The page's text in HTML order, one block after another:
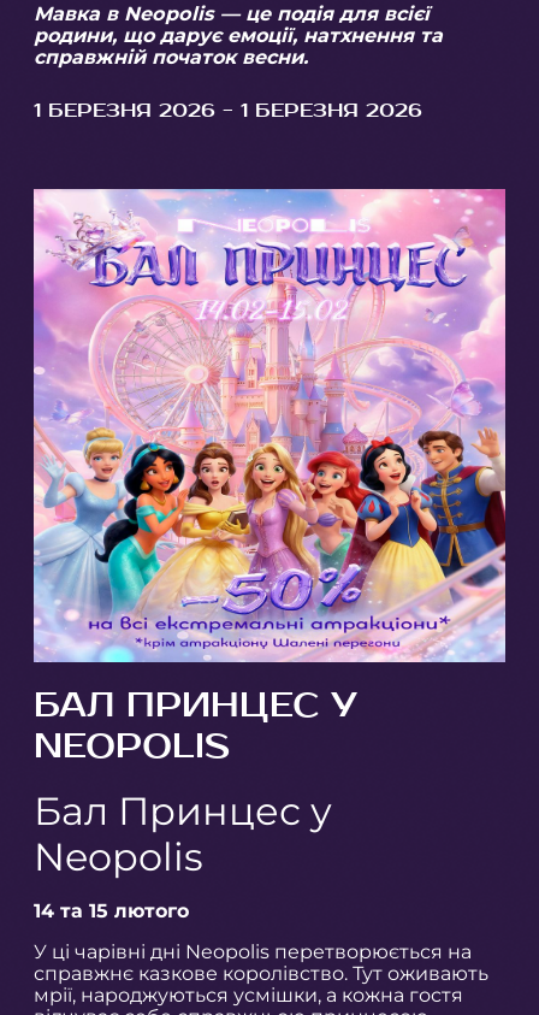
Мавка в Neopolis — це подія для всієї
родини, що дарує емоції, натхнення та
справжній початок весни.
1 БЕРЕЗНЯ 2026 - 1 БЕРЕЗНЯ 2026
БАЛ ПРИНЦЕС У
NEOPOLIS
Бал Принцес у
Neopolis
14 та 15 лютого
У ці чарівні дні Neopolis перетворюється на
справжнє казкове королівство. Тут оживають
мрії, народжуються усмішки, а кожна гостя